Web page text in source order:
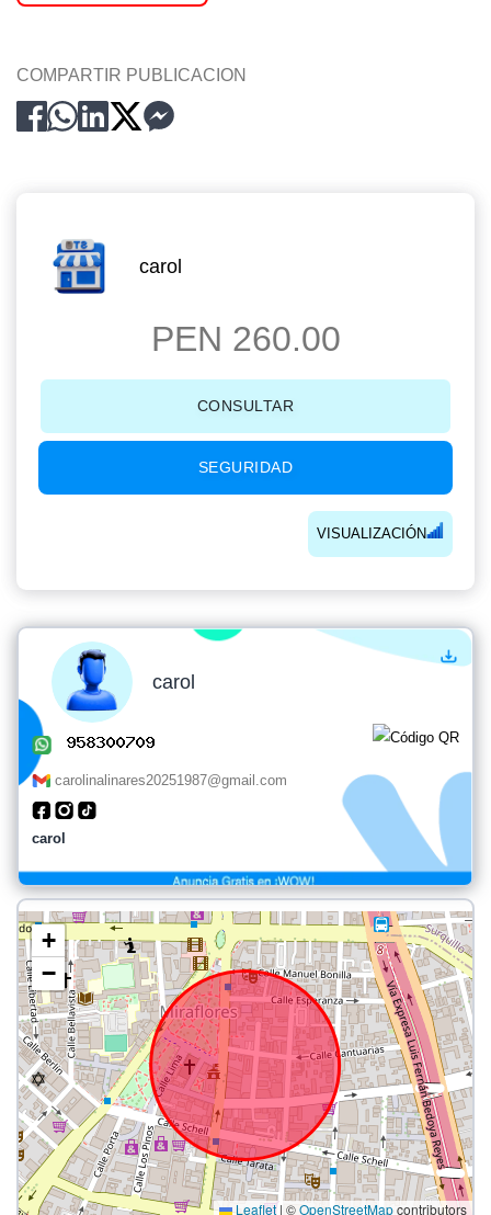
COMPARTIR PUBLICACION
carol
PEN 260.00
CONSULTAR
SEGURIDAD
VISUALIZACIÓN
carol
carolinalinares20251987@gmail.com
carol
+
−
Leaflet | ©OpenStreetMapcontributors